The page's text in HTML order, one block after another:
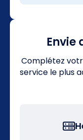
Envie
Complétez
service le plus